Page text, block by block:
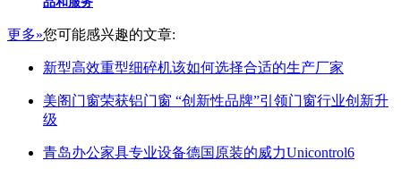
更多»您可能感兴趣的文章:
新型高效重型细碎机该如何选择合适的生产厂家
美阁门窗荣获铝门窗 “创新性品牌”引领门窗行业创新升
级
青岛办公家具专业设备德国原装的威力Unicontrol6